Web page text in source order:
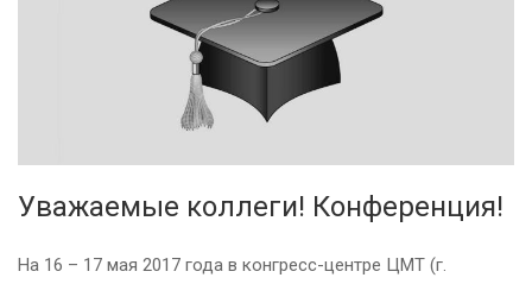
Уважаемые коллеги! Конференция!
На 16 – 17 мая 2017 года в конгресс-центре ЦМТ (г.